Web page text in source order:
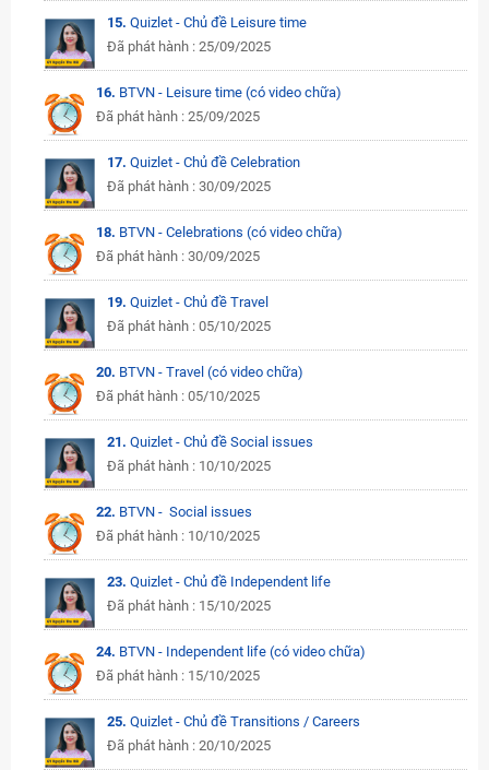
15. Quizlet - Chủ đề Leisure time
Đã phát hành : 25/09/2025
16. BTVN - Leisure time (có video chữa)
Đã phát hành : 25/09/2025
17. Quizlet - Chủ đề Celebration
Đã phát hành : 30/09/2025
18. BTVN - Celebrations (có video chữa)
Đã phát hành : 30/09/2025
19. Quizlet - Chủ đề Travel
Đã phát hành : 05/10/2025
20. BTVN - Travel (có video chữa)
Đã phát hành : 05/10/2025
21. Quizlet - Chủ đề Social issues
Đã phát hành : 10/10/2025
22. BTVN - Social issues
Đã phát hành : 10/10/2025
23. Quizlet - Chủ đề Independent life
Đã phát hành : 15/10/2025
24. BTVN - Independent life (có video chữa)
Đã phát hành : 15/10/2025
25. Quizlet - Chủ đề Transitions / Careers
Đã phát hành : 20/10/2025